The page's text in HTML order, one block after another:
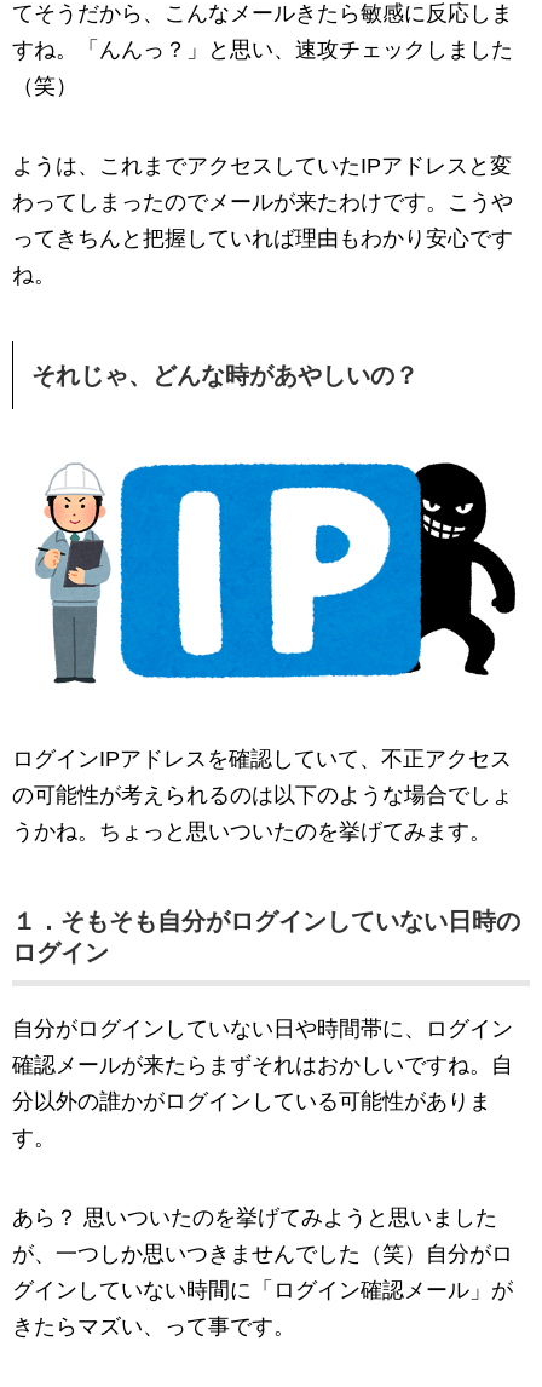
てそうだから、こんなメールきたら敏感に反応しま
すね。「んんっ？」と思い、速攻チェックしました
（笑）
ようは、これまでアクセスしていたIPアドレスと変
わってしまったのでメールが来たわけです。こうや
ってきちんと把握していれば理由もわかり安心です
ね。
それじゃ、どんな時があやしいの？
ログインIPアドレスを確認していて、不正アクセス
の可能性が考えられるのは以下のような場合でしょ
うかね。ちょっと思いついたのを挙げてみます。
１．そもそも自分がログインしていない日時の
ログイン
自分がログインしていない日や時間帯に、ログイン
確認メールが来たらまずそれはおかしいですね。自
分以外の誰かがログインしている可能性がありま
す。
あら？ 思いついたのを挙げてみようと思いました
が、一つしか思いつきませんでした（笑）自分がロ
グインしていない時間に「ログイン確認メール」が
きたらマズい、って事です。